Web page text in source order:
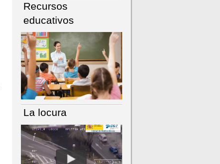
NÚMERO ACTUAL HEMEROTECA
Recursos
educativos
La locura